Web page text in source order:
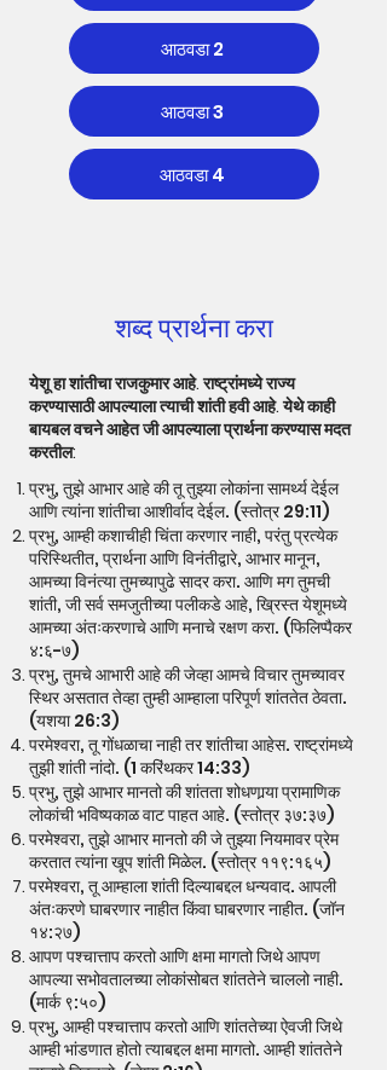
आठवडा 2
आठवडा 3
आठवडा 4
शब्द प्रार्थना करा
येशू हा शांतीचा राजकुमार आहे. राष्ट्रांमध्ये राज्य
करण्यासाठी आपल्याला त्याची शांती हवी आहे. येथे काही
बायबल वचने आहेत जी आपल्याला प्रार्थना करण्यास मदत
करतील:
प्रभु, तुझे आभार आहे की तू तुझ्या लोकांना सामर्थ्य देईल
आणि त्यांना शांतीचा आशीर्वाद देईल. (स्तोत्र 29:11)
प्रभु, आम्ही कशाचीही चिंता करणार नाही, परंतु प्रत्येक
परिस्थितीत, प्रार्थना आणि विनंतीद्वारे, आभार मानून,
आमच्या विनंत्या तुमच्यापुढे सादर करा. आणि मग तुमची
शांती, जी सर्व समजुतीच्या पलीकडे आहे, ख्रिस्त येशूमध्ये
आमच्या अंतःकरणाचे आणि मनाचे रक्षण करा. (फिलिप्पैकर
४:६-७)
प्रभु, तुमचे आभारी आहे की जेव्हा आमचे विचार तुमच्यावर
स्थिर असतात तेव्हा तुम्ही आम्हाला परिपूर्ण शांततेत ठेवता.
(यशया 26:3)
परमेश्वरा, तू गोंधळाचा नाही तर शांतीचा आहेस. राष्ट्रांमध्ये
तुझी शांती नांदो. (1 करिंथकर 14:33)
प्रभु, तुझे आभार मानतो की शांतता शोधणार्‍या प्रामाणिक
लोकांची भविष्यकाळ वाट पाहत आहे. (स्तोत्र ३७:३७)
परमेश्वरा, तुझे आभार मानतो की जे तुझ्या नियमावर प्रेम
करतात त्यांना खूप शांती मिळेल. (स्तोत्र ११९:१६५)
परमेश्वरा, तू आम्हाला शांती दिल्याबद्दल धन्यवाद. आपली
अंतःकरणे घाबरणार नाहीत किंवा घाबरणार नाहीत. (जॉन
१४:२७)
आपण पश्चात्ताप करतो आणि क्षमा मागतो जिथे आपण
आपल्या सभोवतालच्या लोकांसोबत शांततेने चाललो नाही.
(मार्क ९:५०)
प्रभु, आम्ही पश्चात्ताप करतो आणि शांततेच्या ऐवजी जिथे
आम्ही भांडणात होतो त्याबद्दल क्षमा मागतो. आम्ही शांततेने